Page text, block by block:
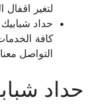
لتغير اقفال
حداد
كافة
التواصل
حداد